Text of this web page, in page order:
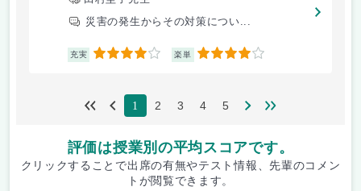
災害の発生からその対策につい...
充実 4 楽単 4
1 2 3 4 5
評価は授業別の平均スコアです。
クリックすることで出席の有無やテスト情報、先輩のコメン
トが閲覧できます。